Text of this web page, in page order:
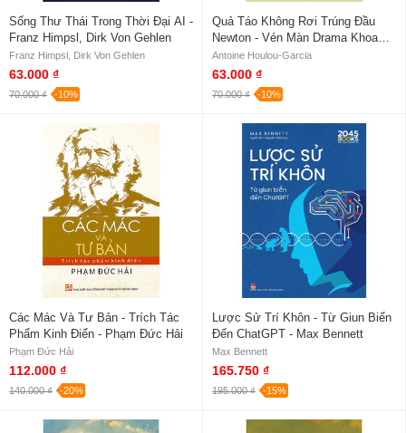
Sống Thư Thái Trong Thời Đại AI -
Franz Himpsl, Dirk Von Gehlen
Franz Himpsl, Dirk Von Gehlen
63.000 ₫
70.000 ₫ -10%
Quả Táo Không Rơi Trúng Đầu
Newton - Vén Màn Drama Khoa
Học Qua Tư Liệu Gốc - Antoine
Houlou-Garcia
Antoine Houlou-Garcia
63.000 ₫
70.000 ₫ -10%
Các Mác Và Tư Bản - Trích Tác
Phẩm Kinh Điển - Phạm Đức Hải
Phạm Đức Hải
112.000 ₫
140.000 ₫ -20%
Lược Sử Trí Khôn - Từ Giun Biển
Đến ChatGPT - Max Bennett
Max Bennett
165.750 ₫
195.000 ₫ -15%